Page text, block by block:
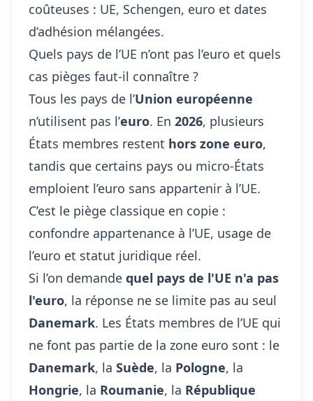
coûteuses : UE, Schengen, euro et dates
d’adhésion mélangées.
Quels pays de l’UE n’ont pas l’euro et quels
cas pièges faut-il connaître ?
Tous les pays de l’Union européenne
n’utilisent pas l’euro. En 2026, plusieurs
États membres restent hors zone euro,
tandis que certains pays ou micro-États
emploient l’euro sans appartenir à l’UE.
C’est le piège classique en copie :
confondre appartenance à l’UE, usage de
l’euro et statut juridique réel.
Si l’on demande quel pays de l'UE n'a pas
l'euro, la réponse ne se limite pas au seul
Danemark. Les États membres de l’UE qui
ne font pas partie de la zone euro sont : le
Danemark, la Suède, la Pologne, la
Hongrie, la Roumanie, la République